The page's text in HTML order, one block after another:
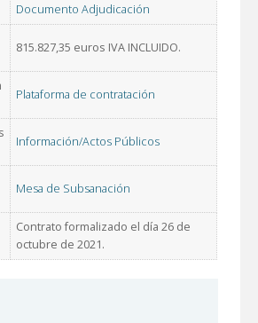
Documento Adjudicación
815.827,35 euros IVA INCLUIDO.
Plataforma de contratación
Información/Actos Públicos
Mesa de Subsanación
Contrato formalizado el día 26 de
octubre de 2021.